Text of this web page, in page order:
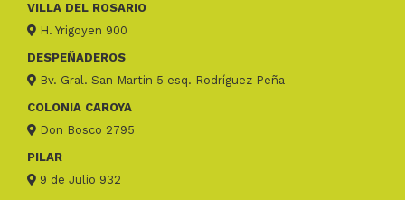
VILLA DEL ROSARIO
H. Yrigoyen 900
DESPEÑADEROS
Bv. Gral. San Martin 5 esq. Rodríguez Peña
COLONIA CAROYA
Don Bosco 2795
PILAR
9 de Julio 932